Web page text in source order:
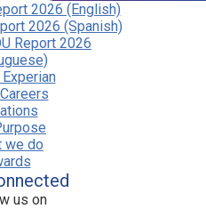
2026 (English)
2026 (Spanish)
Report 2026
we do
us on